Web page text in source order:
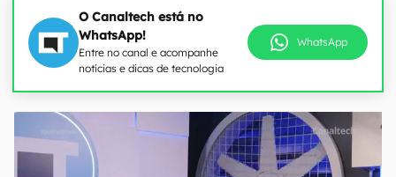
O Canaltech está no
WhatsApp!
Entre no canal e acompanhe
notícias e dicas de tecnologia
WhatsApp